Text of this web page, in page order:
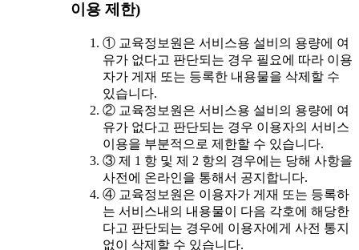
이용 제한)
① 교육정보원은 서비스용 설비의 용량에 여
유가 없다고 판단되는 경우 필요에 따라 이용
자가 게재 또는 등록한 내용물을 삭제할 수
있습니다.
② 교육정보원은 서비스용 설비의 용량에 여
유가 없다고 판단되는 경우 이용자의 서비스
이용을 부분적으로 제한할 수 있습니다.
③ 제 1 항 및 제 2 항의 경우에는 당해 사항을
사전에 온라인을 통해서 공지합니다.
④ 교육정보원은 이용자가 게재 또는 등록하
는 서비스내의 내용물이 다음 각호에 해당한
다고 판단되는 경우에 이용자에게 사전 통지
없이 삭제할 수 있습니다.